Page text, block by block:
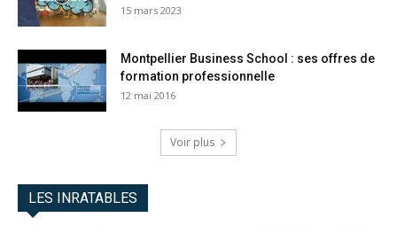
15 mars 2023
Montpellier Business School : ses offres de
formation professionnelle
12 mai 2016
Voir plus
LES INRATABLES